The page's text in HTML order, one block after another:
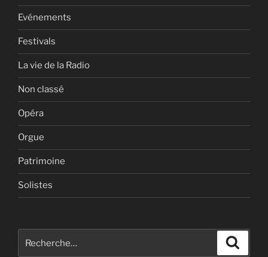
Evénements
Festivals
La vie de la Radio
Non classé
Opéra
Orgue
Patrimoine
Solistes
pour